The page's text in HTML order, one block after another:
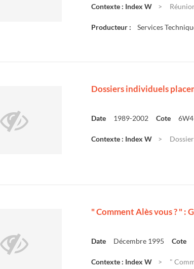
Contexte : Index W
Producteur : Services
Dossiers individuels
Date 1989-2002 Cote 6W4
Contexte : Index W
" Comment Alès vous ? " :
Date Décembre 1995 Cote
Contexte : Index W "